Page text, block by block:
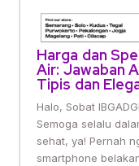
Harga dan
Air: Jawaban
Tipis dan
Halo, Sobat
Semoga selalu
sehat, ya! Pernah
smartphone